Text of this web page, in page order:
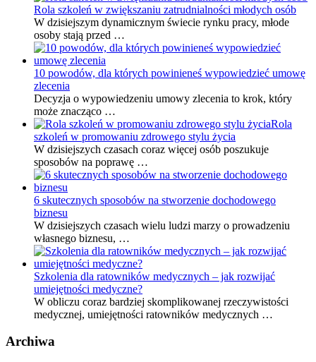
Rola szkoleń w zwiększaniu zatrudnialności młodych osób
W dzisiejszym dynamicznym świecie rynku pracy, młode
osoby stają przed …
10 powodów, dla których powinieneś wypowiedzieć umowę
zlecenia
Decyzja o wypowiedzeniu umowy zlecenia to krok, który
może znacząco …
Rola
szkoleń w promowaniu zdrowego stylu życia
W dzisiejszych czasach coraz więcej osób poszukuje
sposobów na poprawę …
6 skutecznych sposobów na stworzenie dochodowego
biznesu
W dzisiejszych czasach wielu ludzi marzy o prowadzeniu
własnego biznesu, …
Szkolenia dla ratowników medycznych – jak rozwijać
umiejętności medyczne?
W obliczu coraz bardziej skomplikowanej rzeczywistości
medycznej, umiejętności ratowników medycznych …
Archiwa